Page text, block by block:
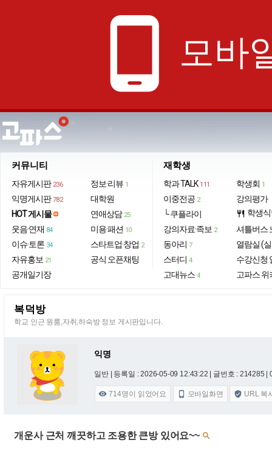
phone_android 모바
커뮤니티
자유게시판 236
익명게시판 782
HOT 게시물
웃음·연재 84
이슈·토론 34
자유홍보 21
공개일기장
정보·리뷰 1
대학원
연애상담 25
미용·패션 10
스타트업·창업 2
공식 오픈채팅
재학생
학과 TALK 111
이중전공 2
└ 쿠플라이
강의자료·족보 2
동아리 7
스터디 4
고대뉴스 4
학생회 1
강의평가
restaurant 학생
셔틀버스
열람실 (
수강신청
고파스 위
복덕방
학교 인근 원룸,자취,하숙방 정보 게시판입니다.
익명
일반 | 등록일 : 2026-05-09 12:43:22 | 글번호 : 214285 |
 714명이 읽었어요  모바일화면  URL 복
개운사 근처 깨끗하고 조용한 큰방 있어요~~ 